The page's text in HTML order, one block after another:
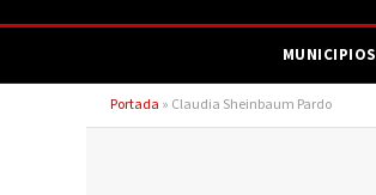
MUNICIPIOS
Portada » Claudia Sheinbaum Pardo